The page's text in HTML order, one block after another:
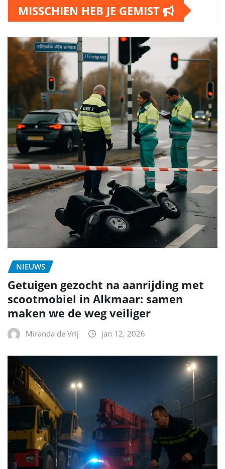
MISSCHIEN HEB JE GEMIST
NIEUWS
Getuigen gezocht na aanrijding met
scootmobiel in Alkmaar: samen
maken we de weg veiliger
Miranda de Vrij jan 12, 2026